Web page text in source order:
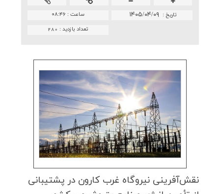
ساعت : ۰۸:۴۶ تاريخ : ۱۴۰۵/۰۴/۰۹
تعداد بازدید : 280
نقش‌آفرینی نیروگاه غرب كارون در پشتیبانی